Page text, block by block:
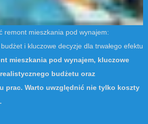
remont mieszkania pod wynajem:
i kluczowe decyzje dla trwałego efektu
mieszkania pod wynajem, kluczowe
budżetu oraz
prac. Warto uwzględnić nie tylko koszty